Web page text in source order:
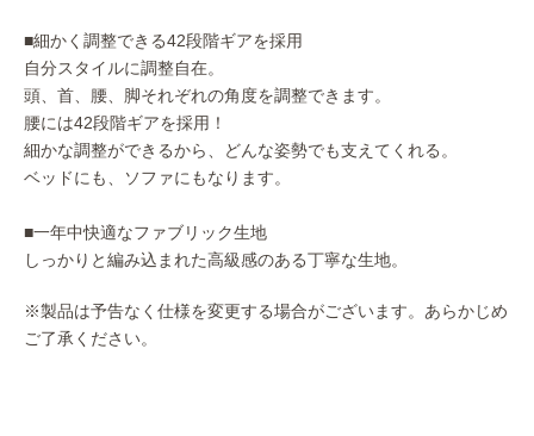
■細かく調整できる42段階ギアを採用
自分スタイルに調整自在。
頭、首、腰、脚それぞれの角度を調整できます。
腰には42段階ギアを採用！
細かな調整ができるから、どんな姿勢でも支えてくれる。
ベッドにも、ソファにもなります。
■一年中快適なファブリック生地
しっかりと編み込まれた高級感のある丁寧な生地。
※製品は予告なく仕様を変更する場合がございます。あらかじめ
ご了承ください。